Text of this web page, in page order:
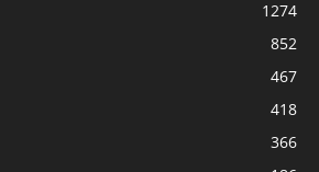
1274
852
467
418
366